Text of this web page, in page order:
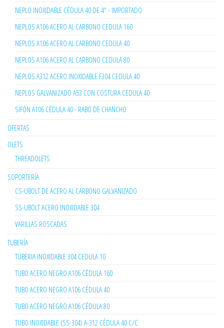
NEPLO INOXIDABLE CÉDULA 40 DE 4" - IMPORTADO
NEPLOS A106 ACERO AL CARBONO CEDULA 160
NEPLOS A106 ACERO AL CARBONO CEDULA 40
NEPLOS A106 ACERO AL CARBONO CEDULA 80
NEPLOS A312 ACERO INOXIDABLE F304 CEDULA 40
NEPLOS GALVANIZADO A53 CON COSTURA CEDULA 40
SIFÓN A106 CÉDULA 40 - RABO DE CHANCHO
OFERTAS
OLETS
THREADOLETS
SOPORTERÍA
CS-UBOLT DE ACERO AL CARBONO GALVANIZADO
SS-UBOLT ACERO INOXIDABLE 304
VARILLAS ROSCADAS
TUBERÍA
TUBERIA INOXIDABLE 304 CEDULA 10
TUBO ACERO NEGRO A106 CÉDULA 160
TUBO ACERO NEGRO A106 CÉDULA 40
TUBO ACERO NEGRO A106 CÉDULA 80
TUBO INOXIDABLE (SS-304) A-312 CÉDULA 40 C/C